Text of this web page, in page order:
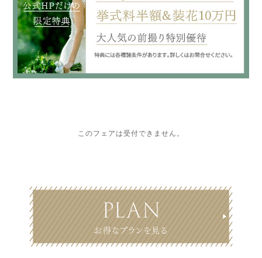
このフェアは受付できません。